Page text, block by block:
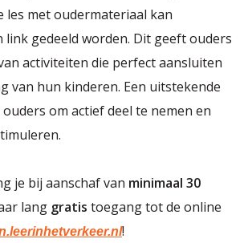
les met oudermateriaal kan
link gedeeld worden. Dit geeft ouders
activiteiten die perfect aansluiten
van hun kinderen. Een uitstekende
om actief deel te nemen en
je bij aanschaf van minimaal 30
lang gratis toegang tot de online
!